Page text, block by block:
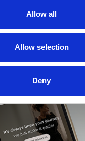
Allow all
Allow selection
Deny